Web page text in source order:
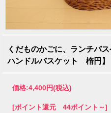
くだものかごに、ランチバ
ハンドルバスケット 楕円
価格:4,400円(税込)
[ポイント還元 44ポイント～]